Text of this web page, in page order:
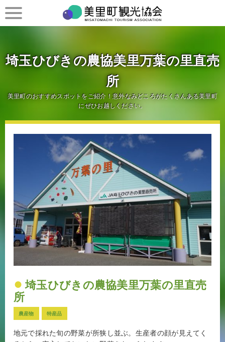
埼玉ひびきの農協美里万葉の里直売
所
美里町のおすすめスポットをご紹介！意外なみどころがたくさんある美里町
にぜひお越しください。
埼玉ひびきの農協美里万葉の里直売
所
農産物 特産品
地元で採れた旬の野菜が所狭し並ぶ。生産者の顔が見えてく